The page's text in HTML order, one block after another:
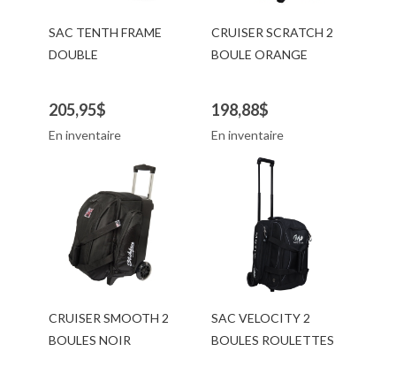
SAC TENTH FRAME
DOUBLE
205,95$
En inventaire
CRUISER SCRATCH 2
BOULE ORANGE
198,88$
En inventaire
CRUISER SMOOTH 2
BOULES NOIR
SAC VELOCITY 2
BOULES ROULETTES